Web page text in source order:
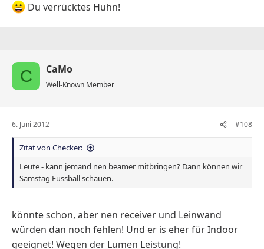
Freu mich schon euch zu sehen!
Du verrücktes Huhn!
C CaMo
Well-Known Member
6. Juni 2012 #108
Zitat von Checker:
Leute - kann jemand nen beamer mitbringen? Dann können wir
Samstag Fussball schauen.
könnte schon, aber nen receiver und Leinwand
würden dan noch fehlen! Und er is eher für Indoor
geeignet! Wegen der Lumen Leistung!